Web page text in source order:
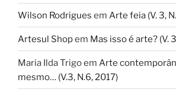
Wilson Rodrigues em Arte feia (V. 3,
Artesul Shopem Mas isso é arte? (V.
Maria Ilda Trigoem Arte
mesmo… (V.3, N.6, 2017)